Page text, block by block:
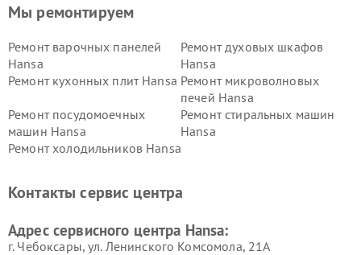
Мы ремонтируем
Ремонт варочных панелей
Hansa
Ремонт духовых шкафов
Hansa
Ремонт кухонных плит Hansa Ремонт микроволновых
печей Hansa
Ремонт посудомоечных
машин Hansa
Ремонт стиральных машин
Hansa
Ремонт холодильников Hansa
Контакты сервис центра
Адрес сервисного центра Hansa:
г. Чебоксары, ул. Ленинского Комсомола, 21А